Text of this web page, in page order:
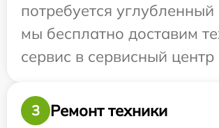
потребуется
мы бесплатно доставим
сервис в сервисный
3
Ремонт техники